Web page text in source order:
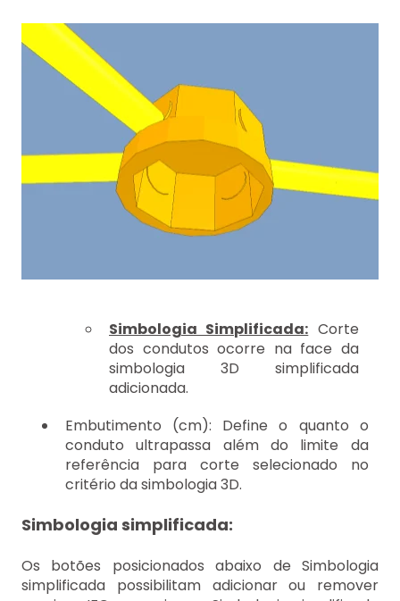
Simbologia Simplificada: Corte
dos condutos ocorre na face da
simbologia 3D simplificada
adicionada.
Embutimento (cm): Define o quanto o
conduto ultrapassa além do limite da
referência para corte selecionado no
critério da simbologia 3D.
Simbologia simplificada:
Os botões posicionados abaixo de Simbologia
simplificada possibilitam adicionar ou remover